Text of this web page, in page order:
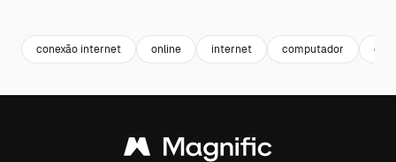
conexão internet online internet computador